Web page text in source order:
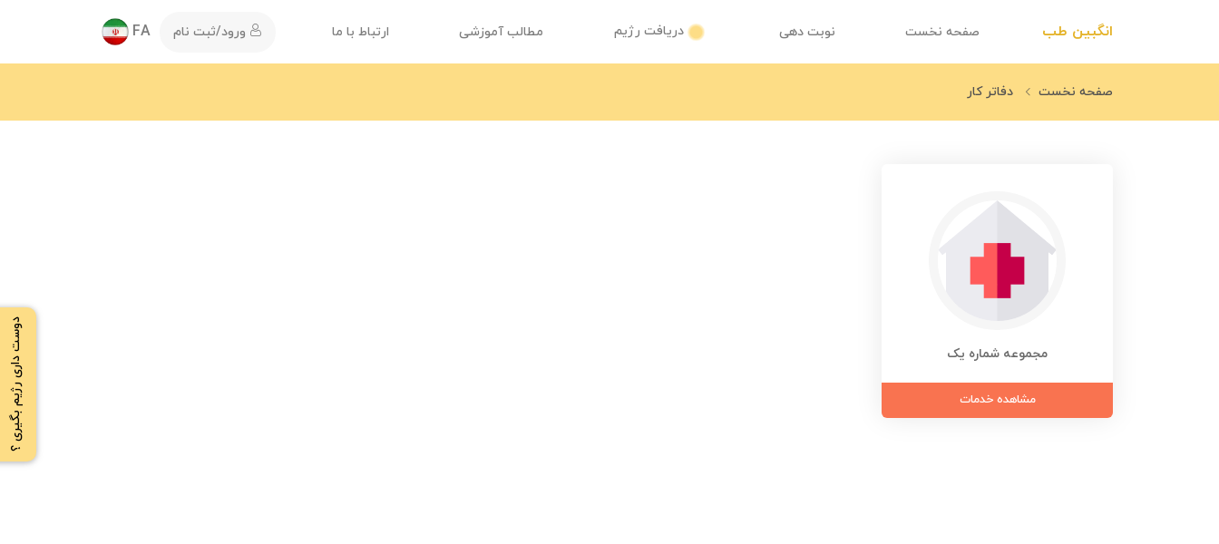
انگبین طب صفحه نخست نوبت دهی دریافت رژیم مطالب آموزشی ارتباط با ما ورود/ثبت نام FA
دوست داری رژیم بگیری ؟
صفحه نخست دفاتر کار
مجموعه شماره یک
مشاهده خدمات